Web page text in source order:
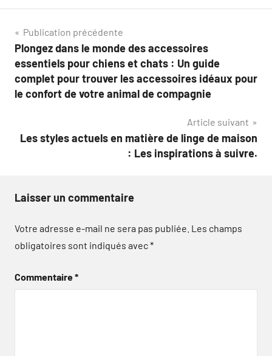
Navigation
de
l’article
Publication précédente
Plongez dans le monde des accessoires
essentiels pour chiens et chats : Un guide
complet pour trouver les accessoires idéaux pour
le confort de votre animal de compagnie
Article suivant
Les styles actuels en matière de linge de maison
: Les inspirations à suivre.
Laisser un commentaire
Votre adresse e-mail ne sera pas publiée. Les champs
obligatoires sont indiqués avec*
Commentaire*